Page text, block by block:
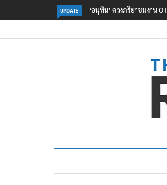
UPDATE ลอรีอัลโชว์ผลประกอบการค